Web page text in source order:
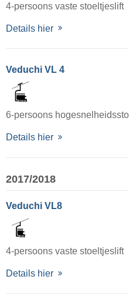
4-persoons vaste stoeltjeslift
Details hier
Veduchi VL 4
6-persoons
Details hier
2017/2018
Veduchi VL8
4-persoons vaste stoeltjeslift
Details hier